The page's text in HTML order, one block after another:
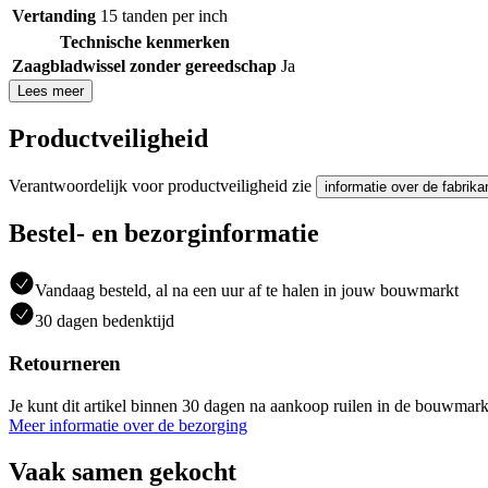
Vertanding 15 tanden per inch
Technische kenmerken
Zaagbladwissel zonder gereedschap Ja
Lees meer
Productveiligheid
Verantwoordelijk voor productveiligheid zie informatie over de
Bestel- en bezorginformatie
Vandaag besteld, al na een uur af te halen in jouw bouwmarkt
30 dagen bedenktijd
Retourneren
Je kunt dit artikel binnen 30 dagen na aankoop ruilen in de
Meer informatie over de bezorging
Vaak samen gekocht